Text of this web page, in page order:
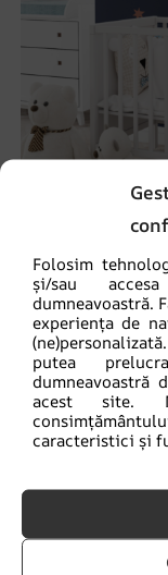
Folosim
și/sau
dumneavoastră.
experiența de
putea
dumneavoastră
acest site.
caracteristici și
REDUCERI!